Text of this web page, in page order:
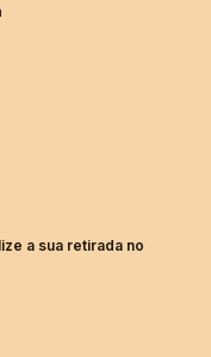
a sua retirada no